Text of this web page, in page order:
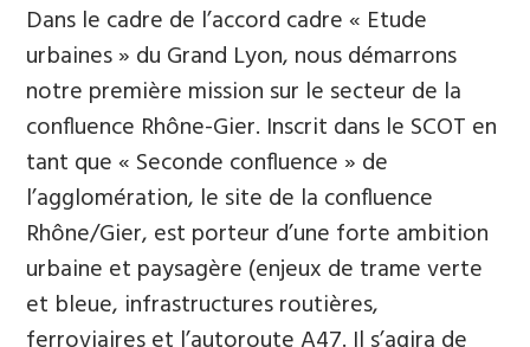
Dans le cadre de l’accord cadre « Etude
urbaines » du Grand Lyon, nous démarrons
notre première mission sur le secteur de la
confluence Rhône-Gier. Inscrit dans le SCOT en
tant que « Seconde confluence » de
l’agglomération, le site de la confluence
Rhône/Gier, est porteur d’une forte ambition
urbaine et paysagère (enjeux de trame verte
et bleue, infrastructures routières,